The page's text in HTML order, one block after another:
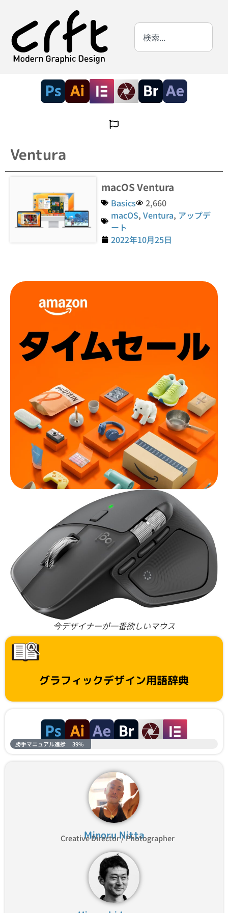
Ventura
macOS Ventura
Basics
2,660
macOS,Ventura, アップデ
ート
2022年10月25日
今デザイナーが一番欲しいマウス
グラフィックデザイン用語辞典
勝手マニュアル進捗 39%
Minoru Nitta
Creative Director / Photographer